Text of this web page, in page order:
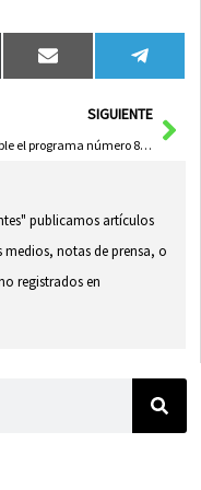
Compartir
en
Email
en
SIGUIENTE
Disponible el programa número 8 del Podcast «Herencia Habla»
publicamos artículos
notas de prensa, o
registrados en